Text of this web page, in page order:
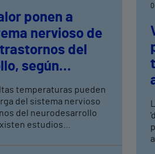
ponen a
nervioso de
del
según
temperaturas pueden
del sistema nervioso
del neurodesarrollo
estudios